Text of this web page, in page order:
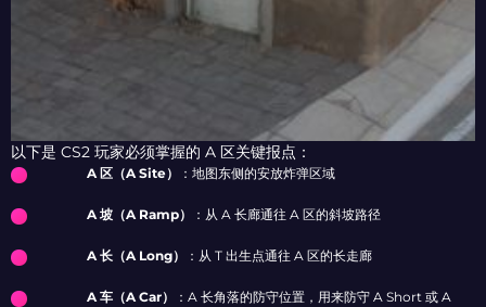
以下是 CS2 玩家必须掌握的 A 区关键报点：
A 区（A Site） ：地图东侧的安放炸弹区域
A 坡（A Ramp） ：从 A 长廊通往 A 区的斜坡路径
A 长（A Long） ：从 T 出生点通往 A 区的长走廊
A 车（A Car）
：A 长角落的防守位置，用来防守 A Short 或 A